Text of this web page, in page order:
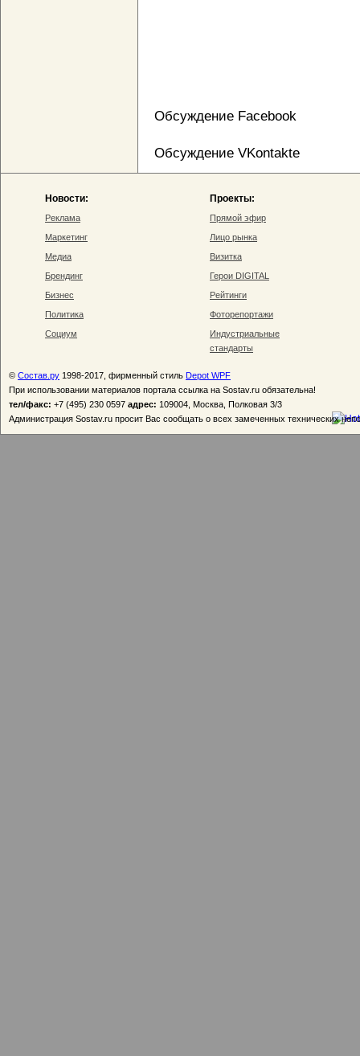
Обсуждение Facebook
Обсуждение VKontakte
Новости:
Реклама
Маркетинг
Медиа
Брендинг
Бизнес
Политика
Социум
Проекты:
Прямой эфир
Лицо рынка
Визитка
Герои DIGITAL
Рейтинги
Фоторепортажи
Индустриальные
стандарты
© Состав.ру 1998-2017, фирменный стиль Depot WPF
При использовании материалов портала ссылка на Sostav.ru обязательна!
тел/факс: +7 (495) 230 0597 адрес: 109004, Москва, Полковая 3/3
Администрация Sostav.ru просит Вас сообщать о всех замеченных технических